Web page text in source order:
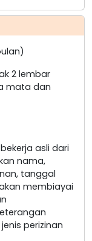
2 lembar
mata dan
asli dari
nama,
tanggal
membiayai
jenis perizinan